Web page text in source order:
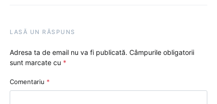
LASĂ UN RĂSPUNS
Adresa ta de email nu va fi publicată. Câmpurile obligatorii
sunt marcate cu *
Comentariu *